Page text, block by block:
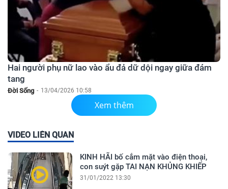
Hai người phụ nữ lao vào ẩu đả dữ dội ngay giữa đám
tang
Đời Sống - 13/04/2026 10:58
Xem thêm
VIDEO LIÊN QUAN
KINH HÃI bố cắm mặt vào điện thoại,
con suýt gặp TAI NẠN KHỦNG KHIẾP
31/01/2022 13:30